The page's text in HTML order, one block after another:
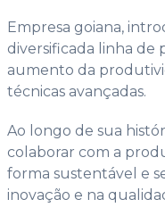
Empresa goiana,
diversificada linha de
aumento da
técnicas avançadas.
Ao longo de sua
colaborar com a
forma sustentável e
inovação e na